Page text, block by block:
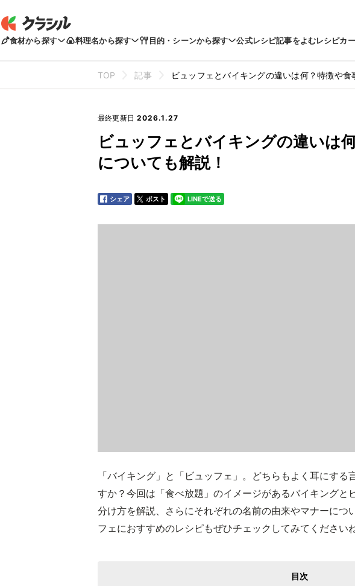
食材から探す 料理名から探す 目的・シーンから探す 公式レシピ記事をよむレシピカ
TOP 記事 ビュッフェとバイキングの違いは何？特徴や食
最終更新日 2026.1.27
ビュッフェとバイキングの違いは
についても解説！
シェア ポスト LINEで送る
「バイキング」と「ビュッフェ」。どちらもよく耳にす
すか？今回は「食べ放題」のイメージがあるバイキングと
分け方を解説、さらにそれぞれの名前の由来やマナーにつ
フェにおすすめのレシピもぜひチェックしてみてくださいね
目次